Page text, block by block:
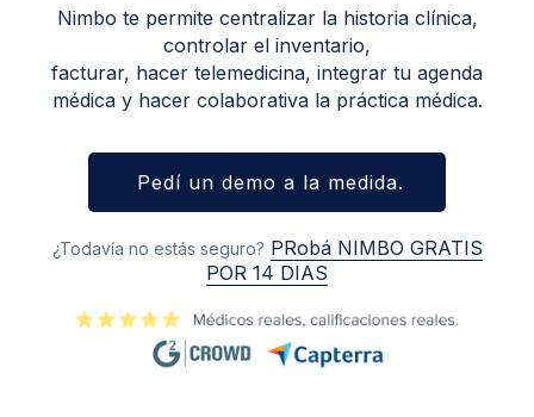
Nimbo te permite centralizar la historia clínica,
controlar el inventario,
facturar, hacer telemedicina, integrar tu agenda
médica y hacer colaborativa la práctica médica.
Pedí un demo a la medida.
¿Todavía no estás seguro? PRobá NIMBO GRATIS
POR 14 DIAS